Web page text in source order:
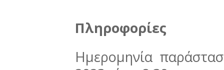
Πληροφορίες
Ημερομηνία